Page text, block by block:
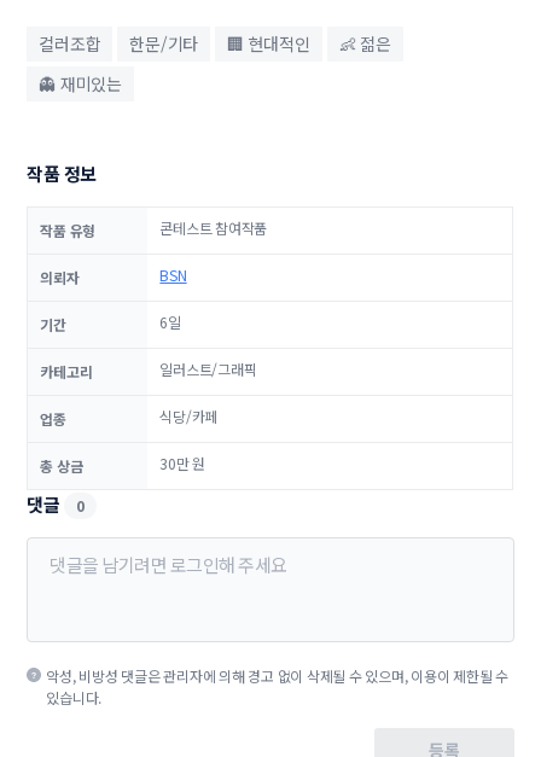
컬러조합 한문/기타 🏢 현대적인
👶 젊은
👻 재미있는
작품 정보
작품 유형 콘테스트 참여작품
의뢰자 BSN
기간 6일
카테고리 일러스트/그래픽
업종 식당/카페
총 상금 30만 원
댓글 0
악성, 비방성 댓글은 관리자에 의해 경고 없이 삭제될 수 있으며, 이용이 제한될 수
있습니다.
등록